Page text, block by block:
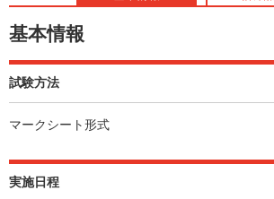
基本情報
試験方法
マークシート形式
実施日程